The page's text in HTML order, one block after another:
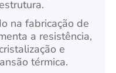
na fabricação de
a resistência,
e
térmica.